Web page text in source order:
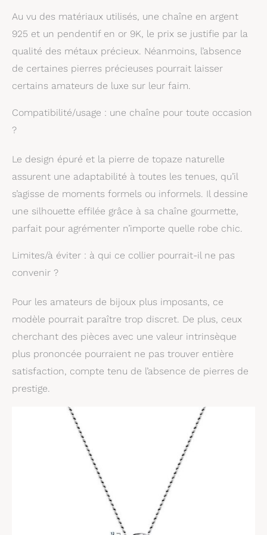
passion et la loyauté.
BIJOUX OR ET
ARGENT: Nos bijoux
femmes de haute
qualité,
doux pour la peau
main et peuvent
dimensions. Les
diamants et pierres
précieuses
correspondent à leur
CADEAU DE LUXE :
Votre collier Miore est
emballées dans une
d'authenticité. Ce
coffret cadeau de
parfaite pour offrir ou
ranger vos bijoux.
CADEAU FEMME:
fille, épouse, amie,
fiancée ou toute
personne que vous
aimez pour la Saint-
Valentin, Noël, un
anniversaire de
mariage, la fête des
mères, un jubilé ou
toute autre occasion.
Au vu des matériaux utilisés, une chaîne en argent
925 et un pendentif en or 9K, le prix se justifie par la
qualité des métaux précieux. Néanmoins, l’absence
de certaines pierres précieuses pourrait laisser
certains amateurs de luxe sur leur faim.
Compatibilité/usage : une chaîne pour toute occasion
?
Le design épuré et la pierre de topaze naturelle
assurent une adaptabilité à toutes les tenues, qu’il
s’agisse de moments formels ou informels. Il dessine
une silhouette effilée grâce à sa chaîne gourmette,
parfait pour agrémenter n’importe quelle robe chic.
Limites/à éviter : à qui ce collier pourrait-il ne pas
convenir ?
Pour les amateurs de bijoux plus imposants, ce
modèle pourrait paraître trop discret. De plus, ceux
cherchant des pièces avec une valeur intrinsèque
plus prononcée pourraient ne pas trouver entière
satisfaction, compte tenu de l’absence de pierres de
prestige.